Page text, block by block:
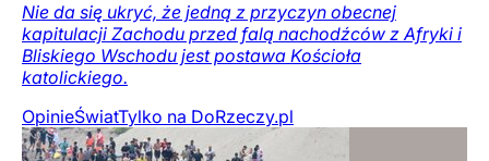
Nie da się ukryć, że jedną z przyczyn obecnej
kapitulacji Zachodu przed falą nachodźców z Afryki i
Bliskiego Wschodu jest postawa Kościoła
katolickiego.
OpinieŚwiatTylko na DoRzeczy.pl